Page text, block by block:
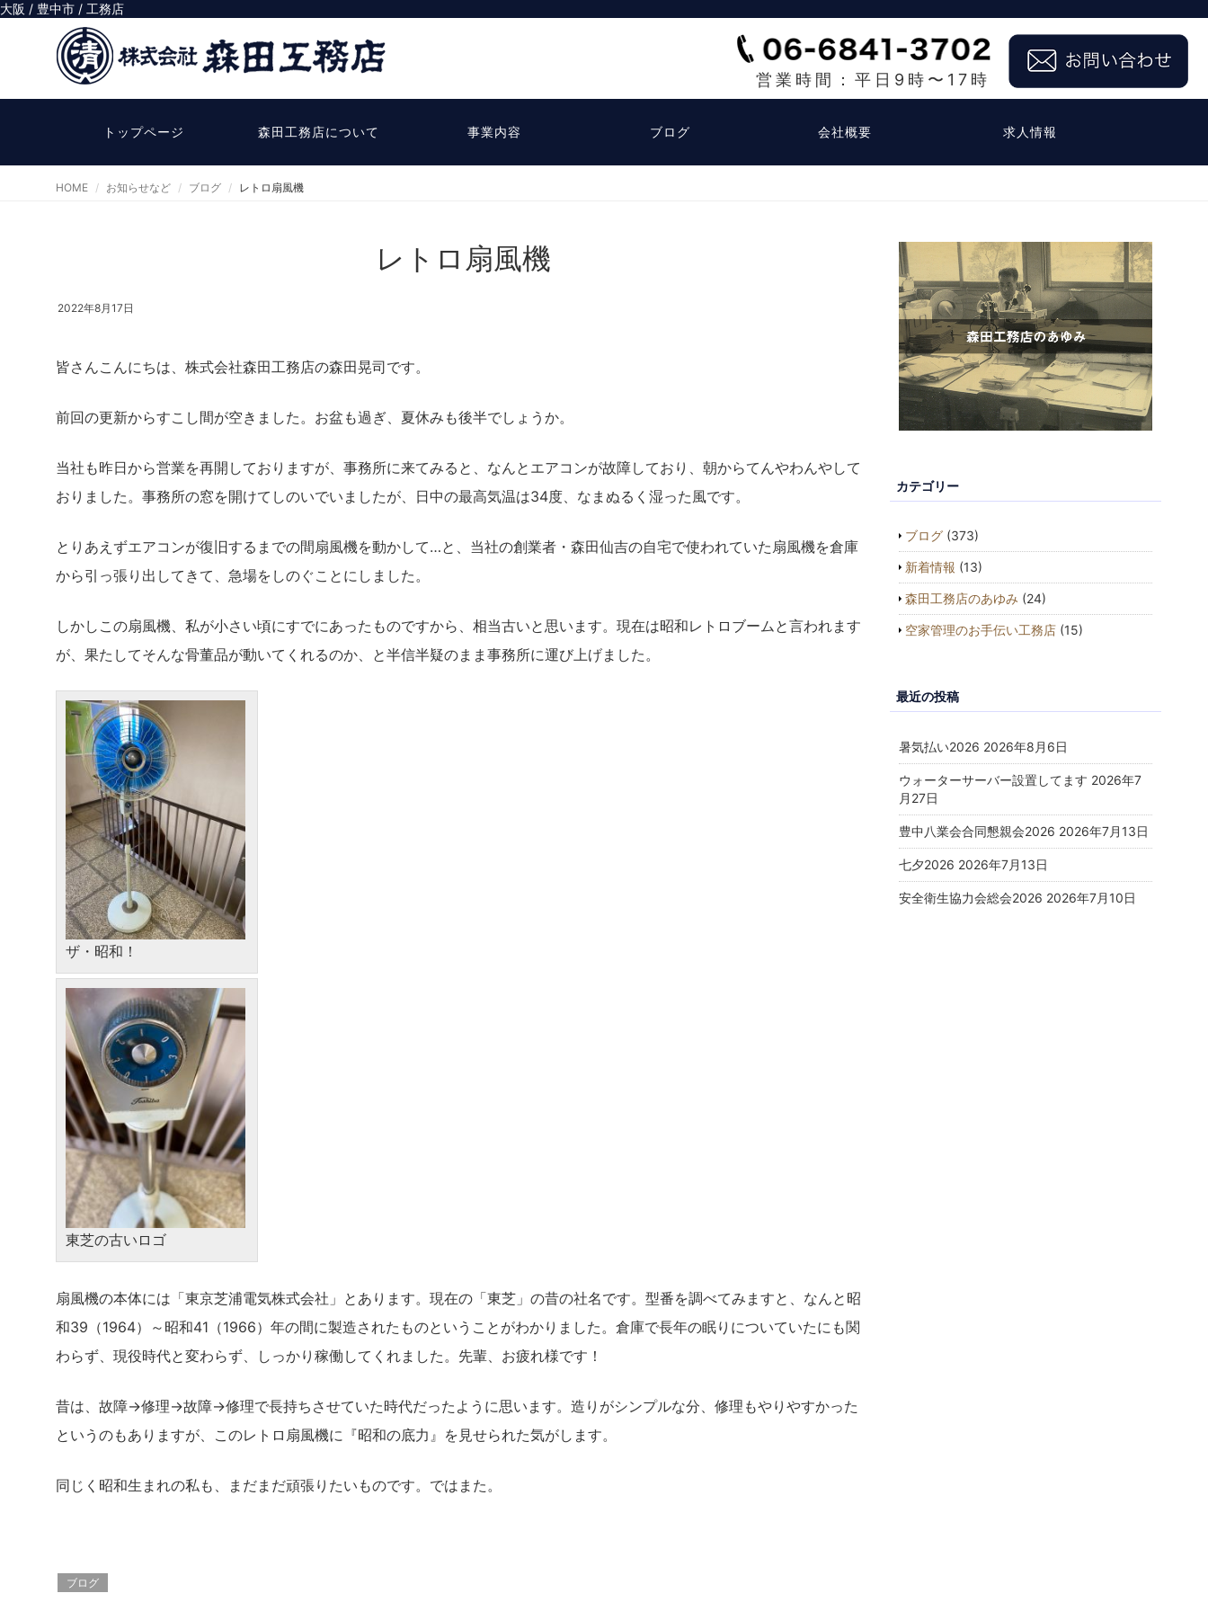
大阪 / 豊中市 / 工務店
営業時間：平日9時〜17時
トップページ 森田工務店について 事業内容 ブログ 会社概要 求人情報
HOME お知らせなど ブログ レトロ扇風機
レトロ扇風機
2022年8月17日
皆さんこんにちは、株式会社森田工務店の森田晃司です。
前回の更新からすこし間が空きました。お盆も過ぎ、夏休みも後半でしょうか。
当社も昨日から営業を再開しておりますが、事務所に来てみると、なんとエアコンが故障しており、朝からてんやわんやして
おりました。事務所の窓を開けてしのいでいましたが、日中の最高気温は34度、なまぬるく湿った風です。
とりあえずエアコンが復旧するまでの間扇風機を動かして…と、当社の創業者・森田仙吉の自宅で使われていた扇風機を倉庫
から引っ張り出してきて、急場をしのぐことにしました。
しかしこの扇風機、私が小さい頃にすでにあったものですから、相当古いと思います。現在は昭和レトロブームと言われます
が、果たしてそんな骨董品が動いてくれるのか、と半信半疑のまま事務所に運び上げました。
ザ・昭和！
東芝の古いロゴ
扇風機の本体には「東京芝浦電気株式会社」とあります。現在の「東芝」の昔の社名です。型番を調べてみますと、なんと昭
和39（1964）～昭和41（1966）年の間に製造されたものということがわかりました。倉庫で長年の眠りについていたにも関
わらず、現役時代と変わらず、しっかり稼働してくれました。先輩、お疲れ様です！
昔は、故障→修理→故障→修理で長持ちさせていた時代だったように思います。造りがシンプルな分、修理もやりやすかった
というのもありますが、このレトロ扇風機に『昭和の底力』を見せられた気がします。
同じく昭和生まれの私も、まだまだ頑張りたいものです。ではまた。
ブログ
カテゴリー
ブログ(373)
新着情報 (13)
森田工務店のあゆみ (24)
空家管理のお手伝い工務店(15)
最近の投稿
暑気払い2026 2026年8月6日
ウォーターサーバー設置してます 2026年7
月27日
豊中八業会合同懇親会2026 2026年7月13日
七夕2026 2026年7月13日
安全衛生協力会総会2026 2026年7月10日